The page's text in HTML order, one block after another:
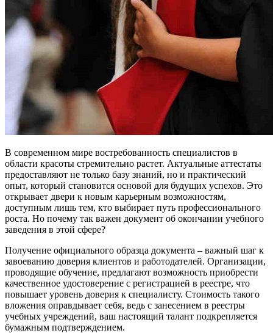
В современном мире востребованность специалистов в
области красоты стремительно растет. Актуальные аттестаты
предоставляют не только базу знаний, но и практический
опыт, который становится основой для будущих успехов. Это
открывает двери к новым карьерным возможностям,
доступным лишь тем, кто выбирает путь профессионального
роста. Но почему так важен документ об окончании учебного
заведения в этой сфере?
Получение официального образца документа – важный шаг к
завоеванию доверия клиентов и работодателей. Организации,
проводящие обучение, предлагают возможность приобрести
качественное удостоверение с регистрацией в реестре, что
повышает уровень доверия к специалисту. Стоимость такого
вложения оправдывает себя, ведь с занесением в реестры
учебных учреждений, ваш настоящий талант подкрепляется
бумажным подтверждением.